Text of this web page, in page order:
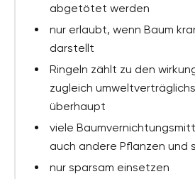
abgetötet werden
nur erlaubt, wenn Baum
darstellt
Ringeln zählt zu den
zugleich
überhaupt
viele
auch andere Pflanzen und
nur sparsam einsetzen